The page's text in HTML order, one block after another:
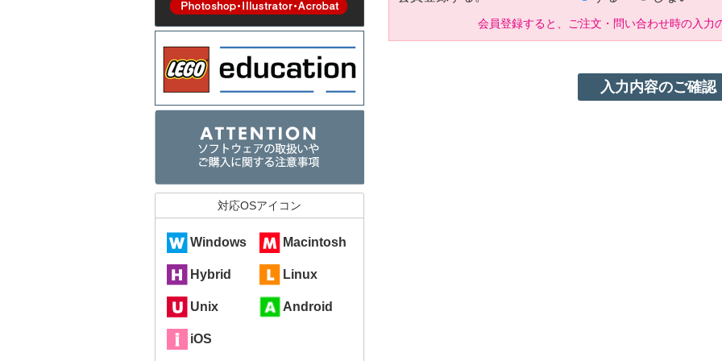
会員登録すると、ご注文・問い合わせ時の入力
対応OSアイコン
Windows Macintosh
Hybrid Linux
Unix Android
iOS